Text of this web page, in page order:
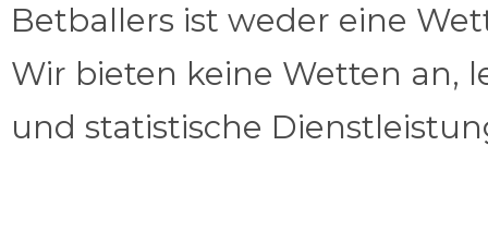
Betballers ist weder eine
Wir bieten keine Wetten an,
und statistische